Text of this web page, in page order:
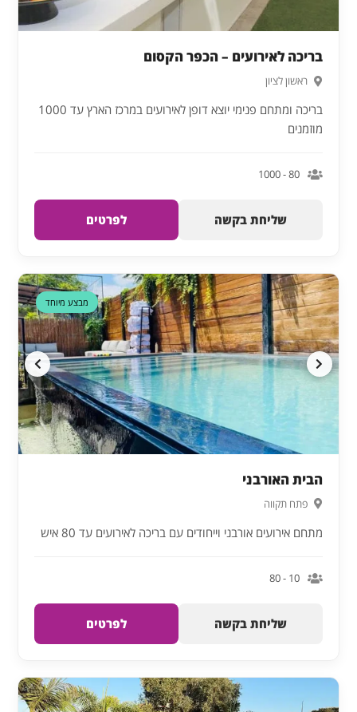
בריכה לאירועים – הכפר הקסום
ראשון לציון
בריכה ומתחם פנימי יוצא דופן לאירועים במרכז הארץ עד 1000
מוזמנים
80 - 1000
שליחת בקשה לפרטים
מבצע מיוחד
הבית האורבני
פתח תקווה
מתחם אירועים אורבני וייחודים עם בריכה לאירועים עד 80 איש
10 - 80
שליחת בקשה לפרטים